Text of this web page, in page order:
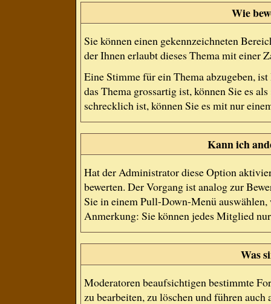
Wie
Sie können einen gekennzeichneten
der Ihnen erlaubt dieses Thema mit einer
Eine Stimme für ein Thema abzugeben,
das Thema grossartig ist, können Sie es
schrecklich ist, können Sie es mit nur
Kann ich
Hat der Administrator diese Option
bewerten. Der Vorgang ist analog zur
Sie in einem Pull-Down-Menü
Anmerkung: Sie können jedes Mitglied
Was
Moderatoren beaufsichtigen bestimmte
zu bearbeiten, zu löschen und führen